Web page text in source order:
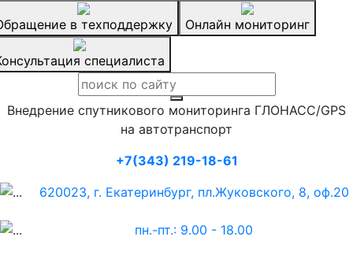
в техподдержку Онлайн мониторинг
специалиста
Внедрение спутникового мониторинга ГЛОНАСС/GPS
на автотранспорт
+7(343) 219-18-61
620023, г. Екатеринбург, пл.Жуковского, 8, оф.20
пн.-пт.: 9.00 - 18.00